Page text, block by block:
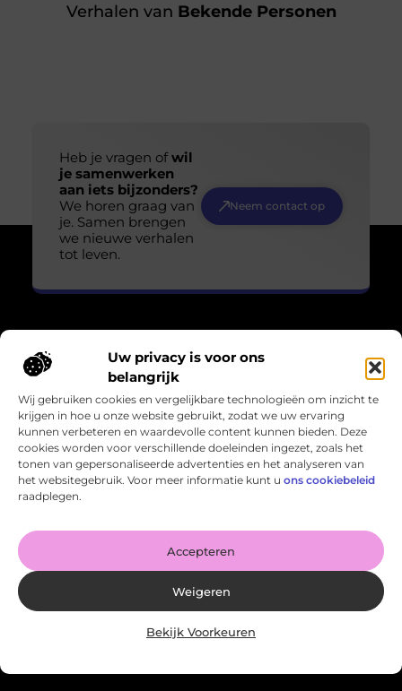
Uw privacy is voor ons
belangrijk
Wij gebruiken cookies en vergelijkbare technologieën om inzicht te
krijgen in hoe u onze website gebruikt, zodat we uw ervaring
kunnen verbeteren en waardevolle content kunnen bieden. Deze
cookies worden voor verschillende doeleinden ingezet, zoals het
tonen van gepersonaliseerde advertenties en het analyseren van
het websitegebruik. Voor meer informatie kunt u ons cookiebeleid
raadplegen.
Accepteren
Weigeren
Bekijk Voorkeuren
Verhalen van Bekende Personen
Heb je vragen ofwil
je samenwerken
aan iets bijzonders?
We horen graag van
je. Samen brengen
we nieuwe verhalen
tot leven.
Neem contact op
Over Losser Digitaal
“Kijk omhoog. Vind het wonder in het gewone.”
Losser-digitaal.nl nodigt je uit om de magie in het alledaagse
te zien. Inspirerende blogs en verhalen die verwondering
oproepen en het leven in een ander licht zetten.
Bericht categorie
Website index Cookiebeleid (EU)